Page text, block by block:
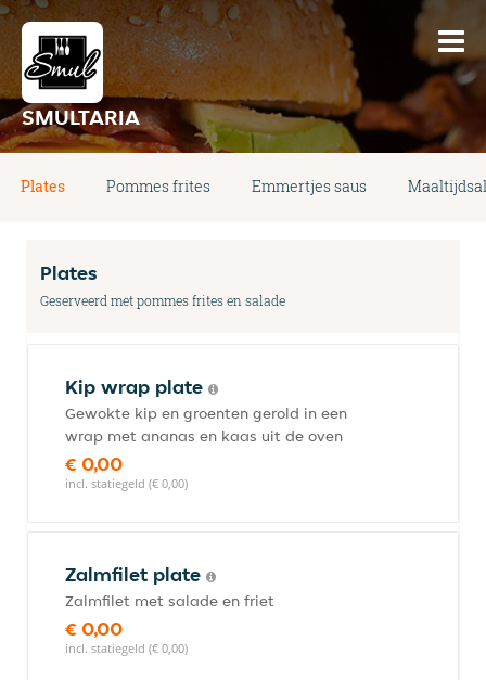
SMULTARIA
Plates Pommes frites Emmertjes saus
Plates
Geserveerd met pommes frites en salade
Kip wrap plate
Gewokte kip en groenten gerold in een
wrap met ananas en kaas uit de oven
€ 0,00
incl. statiegeld (€ 0,00)
Zalmfilet plate
Zalmfilet met salade en friet
€ 0,00
incl. statiegeld (€ 0,00)